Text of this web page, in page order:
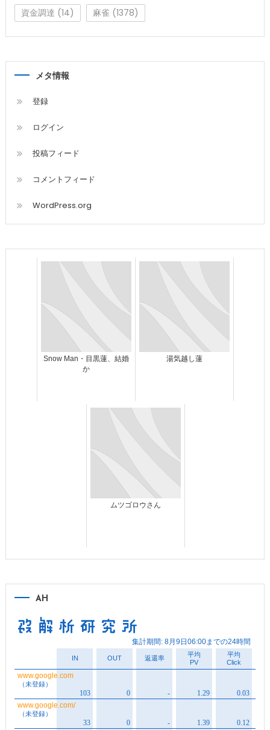
資金調達 (14) 麻雀 (1378)
メタ情報
登録
ログイン
投稿フィード
コメントフィード
WordPress.org
Snow Man・目黒蓮、結婚
か
湯気越し蓮
ムツゴロウさん
AH